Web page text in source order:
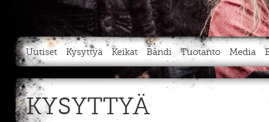
Uutiset Kysyttyä Keikat Bändi Tuotanto Media
KYSYTTYÄ